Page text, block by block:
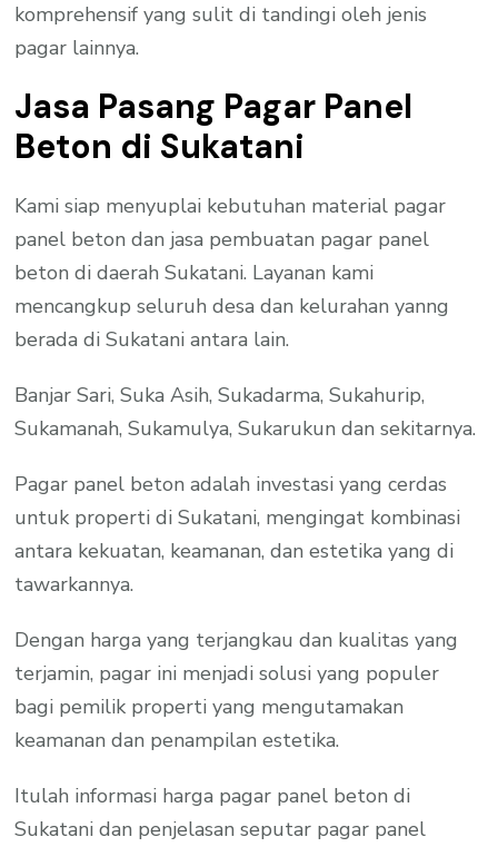
komprehensif yang sulit di tandingi oleh jenis
pagar lainnya.
Jasa Pasang Pagar Panel
Beton di Sukatani
Kami siap menyuplai kebutuhan material pagar
panel beton dan jasa pembuatan pagar panel
beton di daerah Sukatani. Layanan kami
mencangkup seluruh desa dan kelurahan yanng
berada di Sukatani antara lain.
Banjar Sari, Suka Asih, Sukadarma, Sukahurip,
Sukamanah, Sukamulya, Sukarukun dan sekitarnya.
Pagar panel beton adalah investasi yang cerdas
untuk properti di Sukatani, mengingat kombinasi
antara kekuatan, keamanan, dan estetika yang di
tawarkannya.
Dengan harga yang terjangkau dan kualitas yang
terjamin, pagar ini menjadi solusi yang populer
bagi pemilik properti yang mengutamakan
keamanan dan penampilan estetika.
Itulah informasi harga pagar panel beton di
Sukatani dan penjelasan seputar pagar panel